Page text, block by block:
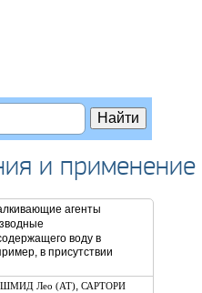
и применение
агенты
воду в
в присутствии
ШМИД Лео (AT), САРТОРИ